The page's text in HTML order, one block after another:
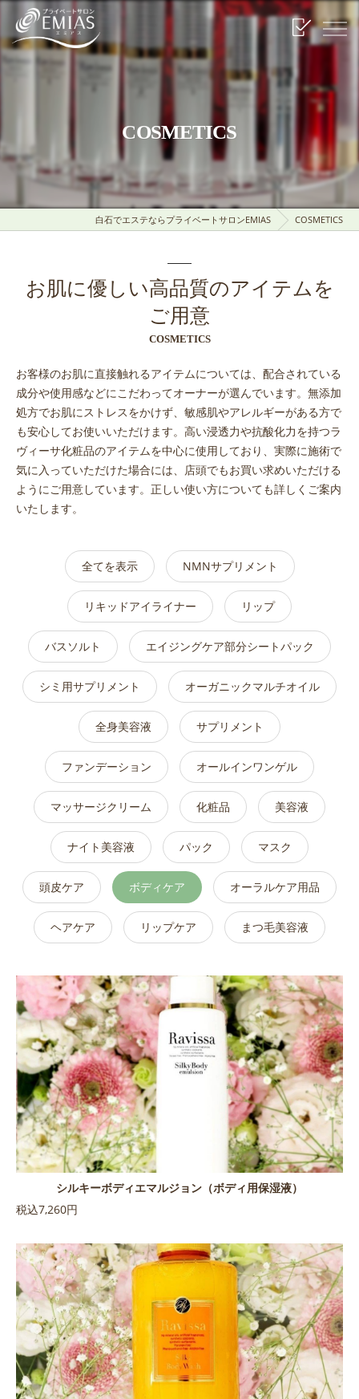
COSMETICS
白石でエステならプライベートサロンEMIAS COSMETICS
お肌に優しい高品質のアイテムを
ご用意
COSMETICS
お客様のお肌に直接触れるアイテムについては、配合されている
成分や使用感などにこだわってオーナーが選んでいます。無添加
処方でお肌にストレスをかけず、敏感肌やアレルギーがある方で
も安心してお使いいただけます。高い浸透力や抗酸化力を持つラ
ヴィーサ化粧品のアイテムを中心に使用しており、実際に施術で
気に入っていただけた場合には、店頭でもお買い求めいただける
ようにご用意しています。正しい使い方についても詳しくご案内
いたします。
全てを表示 NMNサプリメント
リキッドアイライナー リップ
バスソルト エイジングケア部分シートパック
シミ用サプリメント オーガニックマルチオイル
全身美容液 サプリメント
ファンデーション オールインワンゲル
マッサージクリーム 化粧品 美容液
ナイト美容液 パック マスク
頭皮ケア ボディケア オーラルケア用品
ヘアケア リップケア まつ毛美容液
シルキーボディエマルジョン（ボディ用保湿液）
税込7,260円